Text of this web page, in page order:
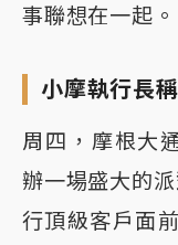
事聯想在一起。
小摩執行長
周四，摩根大
辦一場盛大的
行頂級客戶面